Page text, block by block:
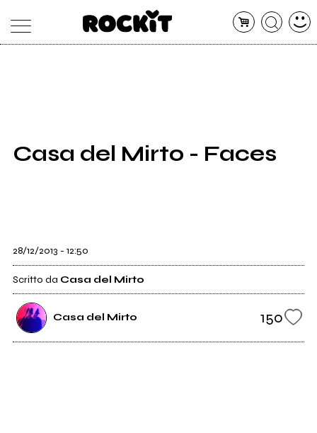
SHOP
Casa del Mirto - Faces
28/12/2013 - 12:50
Scritto da Casa del Mirto
Casa del Mirto 150